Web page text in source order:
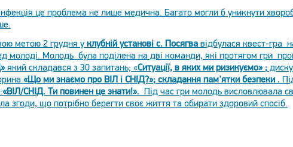
це проблема не лише медична. Багато могли б уникнути
метою 2 грудня уклубній установі с. Посягва відбулася квест-гра
молоді. Молодь була поділена на дві команди, які протягом гри
який складався з 30 запитань; «Ситуації, в яких ми ризикуємо» ;
«Що ми знаємо про ВІЛ і СНІД?»; складання пам'ятки безпеки .
«ВІЛ/СНІД. Ти повинен це знати!». Під час гри молодь висловлювала
згоди, що потрібно берегти своє життя та обирати здоровий спосіб.